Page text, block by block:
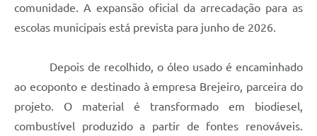
comunidade. A expansão oficial da arrecadação para as
escolas municipais está prevista para junho de 2026.
Depois de recolhido, o óleo usado é encaminhado
ao ecoponto e destinado à empresa Brejeiro, parceira do
projeto. O material é transformado em biodiesel,
combustível produzido a partir de fontes renováveis.